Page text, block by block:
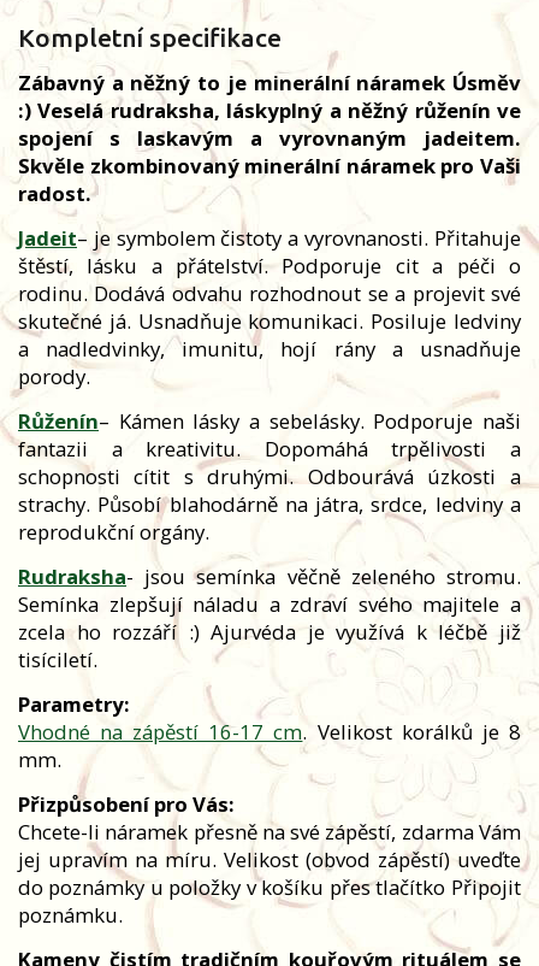
Kompletní specifikace
Zábavný a něžný to je minerální náramek Úsměv
:) Veselá rudraksha, láskyplný a něžný růženín ve
spojení s laskavým a vyrovnaným jadeitem.
Skvěle zkombinovaný minerální náramek pro Vaši
radost.
Jadeit– je symbolem čistoty a vyrovnanosti. Přitahuje
štěstí, lásku a přátelství. Podporuje cit a péči o
rodinu. Dodává odvahu rozhodnout se a projevit své
skutečné já. Usnadňuje komunikaci. Posiluje ledviny
a nadledvinky, imunitu, hojí rány a usnadňuje
porody.
Růženín– Kámen lásky a sebelásky. Podporuje naši
fantazii a kreativitu. Dopomáhá trpělivosti a
schopnosti cítit s druhými. Odbourává úzkosti a
strachy. Působí blahodárně na játra, srdce, ledviny a
reprodukční orgány.
Rudraksha- jsou semínka věčně zeleného stromu.
Semínka zlepšují náladu a zdraví svého majitele a
zcela ho rozzáří :) Ajurvéda je využívá k léčbě již
tisíciletí.
Parametry:
Vhodné na zápěstí 16-17 cm. Velikost korálků je 8
mm.
Přizpůsobení pro Vás:
Chcete-li náramek přesně na své zápěstí, zdarma Vám
jej upravím na míru. Velikost (obvod zápěstí) uveďte
do poznámky u položky v košíku přes tlačítko Připojit
poznámku.
Kameny čistím tradičním kouřovým rituálem se